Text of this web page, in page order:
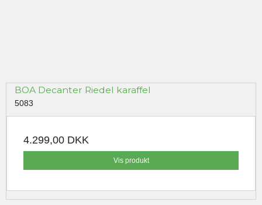
BOA Decanter Riedel karaffel
5083
4.299,00 DKK
Vis produkt